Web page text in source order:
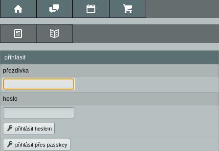
přihlásit
přezdívka
heslo
přihlásit heslem
přihlásit přes passkey